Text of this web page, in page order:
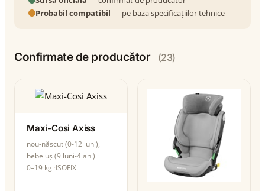
Probabil compatibil — pe baza specificațiilor tehnice
Confirmate de producător (23)
Maxi-Cosi Axiss
nou-născut (0-12 luni),
bebeluș (9 luni-4 ani)
0–19 kg ISOFIX